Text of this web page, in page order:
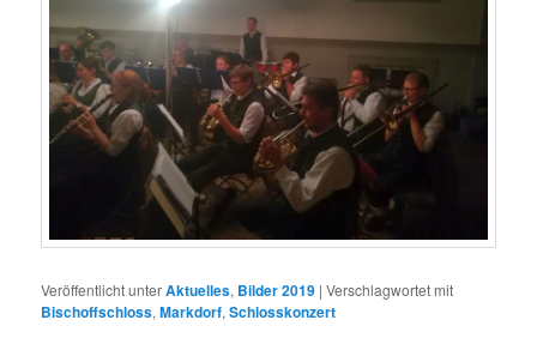
Veröffentlicht unterAktuelles, Bilder 2019 |Verschlagwortet mit
Bischoffschloss,Markdorf,Schlosskonzert